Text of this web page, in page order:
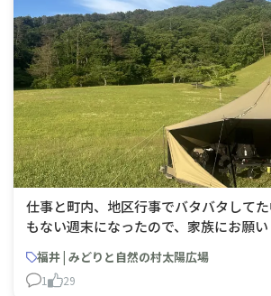
仕事と町内、地区行事でバタバタして
もない週末になったので、家族にお願
という間に過ぎてしまった笑
福井 | みどりと自然の村太陽広場
1 29